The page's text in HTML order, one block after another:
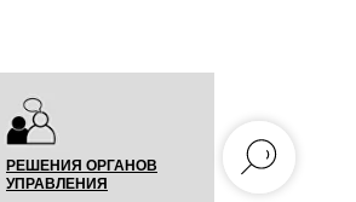
РЕШЕНИЯ ОРГАНОВ
УПРАВЛЕНИЯ